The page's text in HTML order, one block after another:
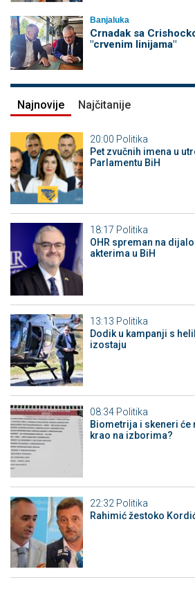
Banjaluka
Crnadak sa
"crvenim linijama"
Najnovije Najčitanije
20:00 Politika
Pet zvučnih imena u
Parlamentu BiH
18:17 Politika
OHR spreman na
akterima u BiH
13:13 Politika
Dodik u kampanji s
izostaju
08:34 Politika
Biometrija i skeneri
krao na izborima?
22:32 Politika
Rahimić žestoko